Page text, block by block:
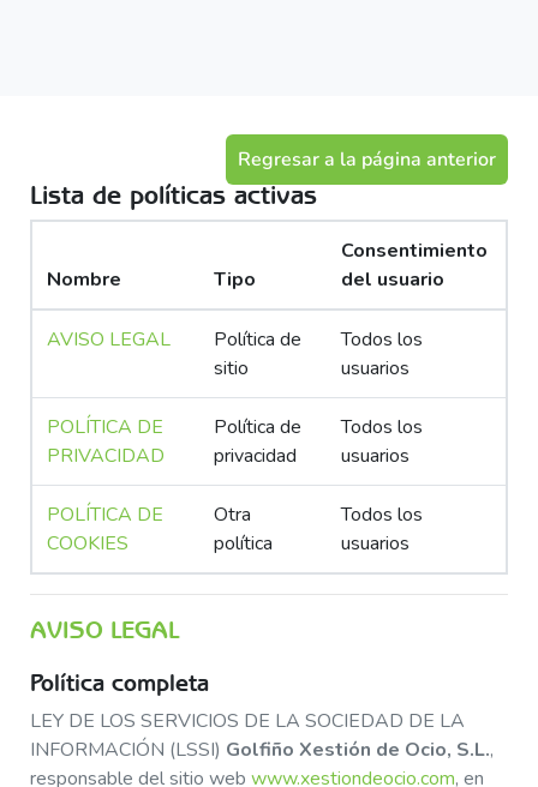
Regresar a la página anterior
Lista de políticas activas
Nombre Tipo
Consentimiento
del usuario
AVISO LEGAL
Política de
sitio
Todos los
usuarios
POLÍTICA DE
PRIVACIDAD
Política de
privacidad
Todos los
usuarios
POLÍTICA DE
COOKIES
Otra
política
Todos los
usuarios
AVISO LEGAL
Política completa
LEY DE LOS SERVICIOS DE LA SOCIEDAD DE LA
INFORMACIÓN (LSSI) Golfiño Xestión de Ocio, S.L.,
responsable del sitio web www.xestiondeocio.com, en